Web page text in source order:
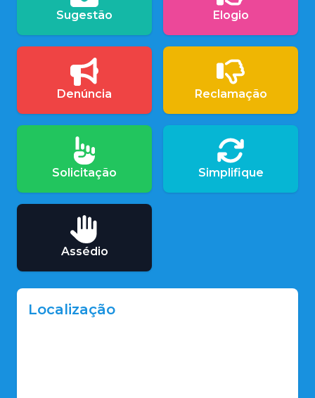
Sugestão Elogio
Denúncia Reclamação
Solicitação Simplifique
Assédio
Localização